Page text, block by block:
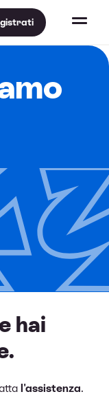
hai
l'assistenza.